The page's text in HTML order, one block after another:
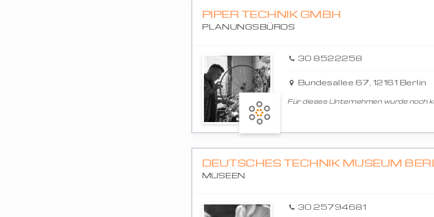
PIPER TECHNIK GMBH
PLANUNGSBÜROS
30 8522258
Bundesallee 67, 12161 Berlin
Für dieses Unternehmen wurde noch
DEUTSCHES TECHNIK MUSEUM
MUSEEN
30 25794681